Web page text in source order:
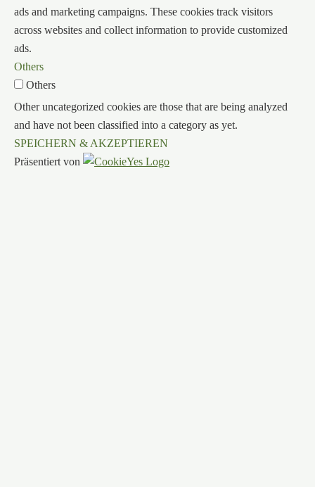
ads and marketing campaigns. These cookies track visitors
across websites and collect information to provide customized
ads.
Others
Others
Other uncategorized cookies are those that are being analyzed
and have not been classified into a category as yet.
SPEICHERN & AKZEPTIEREN
Präsentiert von